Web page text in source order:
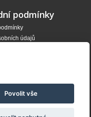
podmínky
údajů
Povolit vše